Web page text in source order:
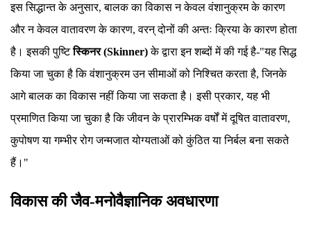
इस सिद्धान्त के अनुसार, बालक का विकास न केवल वंशानुक्रम के कारण
और न केवल वातावरण के कारण, वरन् दोनों की अन्तः क्रिया के कारण होता
है। इसकी पुष्टिस्किनर (Skinner)के द्वारा इन शब्दों में की गई है-"यह सिद्ध
किया जा चुका है कि वंशानुक्रम उन सीमाओं को निश्चित करता है, जिनके
आगे बालक का विकास नहीं किया जा सकता है। इसी प्रकार, यह भी
प्रमाणित किया जा चुका है कि जीवन के प्रारम्भिक वर्षों में दूषित वातावरण,
कुपोषण या गम्भीर रोग जन्मजात योग्यताओं को कुंठित या निर्बल बना सकते
हैं।"
विकास की जैव-मनोवैज्ञानिक अवधारणा